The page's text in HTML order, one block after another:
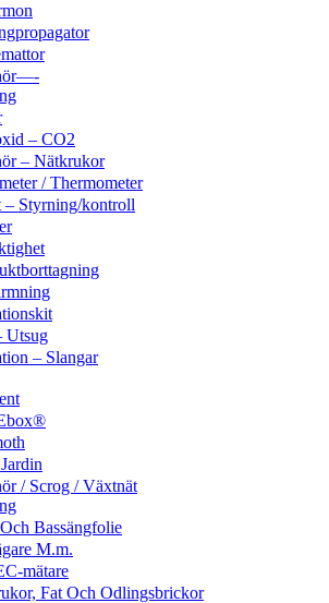
– CO2
– Nätkrukor
/ Thermometer
– Styrning/kontroll
Utsug
– Slangar
/ Scrog / Växtnät
Bassängfolie
M.m.
mätare
Fat Och Odlingsbrickor